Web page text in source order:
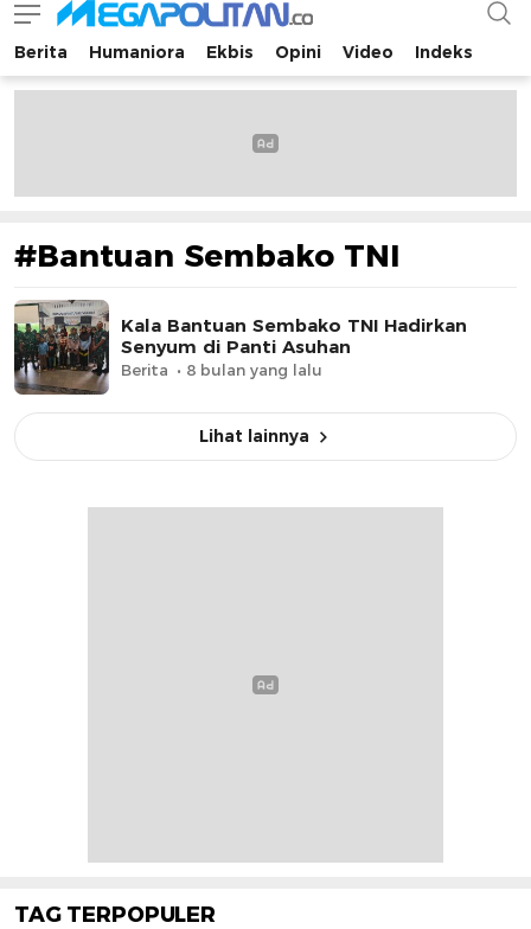
Megapolitan.co
Menyajikan berita-berita fakta bagi pembaca
Berita Humaniora Ekbis Opini Video Indeks
#Bantuan Sembako TNI
Kala Bantuan Sembako TNI Hadirkan
Senyum di Panti Asuhan
Berita 8 bulan yang lalu
Lihat lainnya
TAG TERPOPULER